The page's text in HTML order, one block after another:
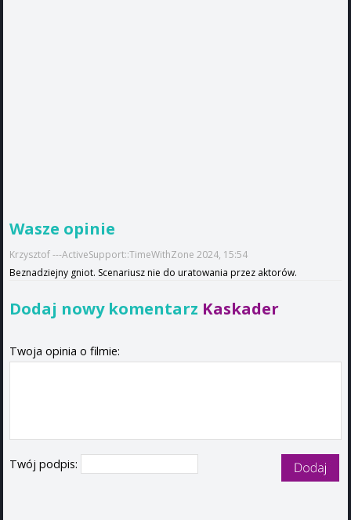
Wasze opinie
Krzysztof ---ActiveSupport::TimeWithZone 2024, 15:54
Beznadziejny gniot. Scenariusz nie do uratowania przez aktorów.
Dodaj nowy komentarz Kaskader
Twoja opinia o filmie:
Twój podpis: